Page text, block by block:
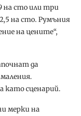
на сто или три
на сто. Румъния
на цените“,
да
като сценарий.
мерки на